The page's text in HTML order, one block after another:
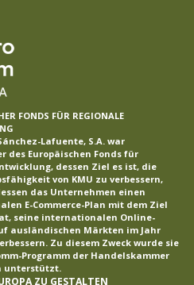
FONDS FÜR REGIONALE
Lafuente, S.A. war
des Europäischen Fonds für
dessen Ziel es ist, die
von KMU zu verbessern,
das Unternehmen einen
E-Commerce-Plan mit dem Ziel
seine internationalen Online-
ausländischen Märkten im Jahr
Zu diesem Zweck wurde sie
Programm der Handelskammer
unterstützt.
ZU GESTALTEN